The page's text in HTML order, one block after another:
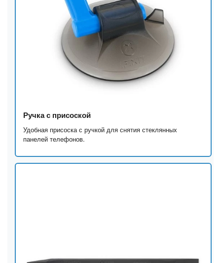
Ручка с присоской
Удобная присоска с ручкой для снятия стеклянных
панелей телефонов.